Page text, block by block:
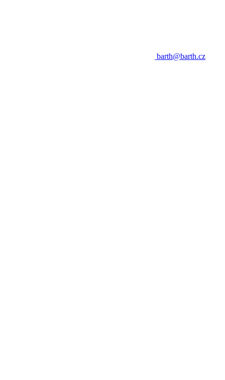
barth@barth.cz